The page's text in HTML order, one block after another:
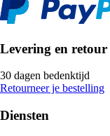
Levering en retour
30 dagen bedenktijd
Retourneer je bestelling
Diensten